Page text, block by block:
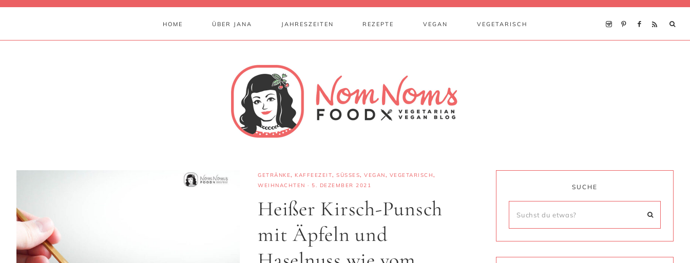
HOME ÜBER JANA JAHRESZEITEN REZEPTE VEGAN VEGETARISCH
GETRÄNKE, KAFFEEZEIT, SÜSSES , VEGAN, VEGETARISCH,
WEIHNACHTEN · 5. DEZEMBER 2021
Heißer Kirsch-Punsch
mit Äpfeln und
SUCHE